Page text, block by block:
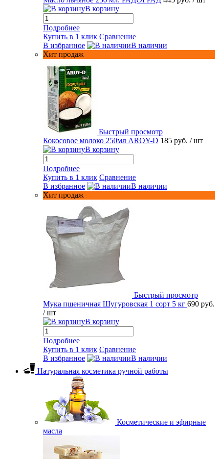
В корзину
Подробнее
Купить в 1 клик Сравнение
В избранное
В наличии
Хит продаж
Быстрый просмотр
Кокосовое молоко 250мл AROY-D 185 руб. / шт
В корзину
Подробнее
Купить в 1 клик Сравнение
В избранное
В наличии
Хит продаж
Быстрый просмотр
Мука пшеничная Шугуровская 1 сорт 5 кг 690 руб.
/ шт
В корзину
Подробнее
Купить в 1 клик Сравнение
В избранное
В наличии
Натуральная косметика ручной работы
Косметические и эфирные
масла